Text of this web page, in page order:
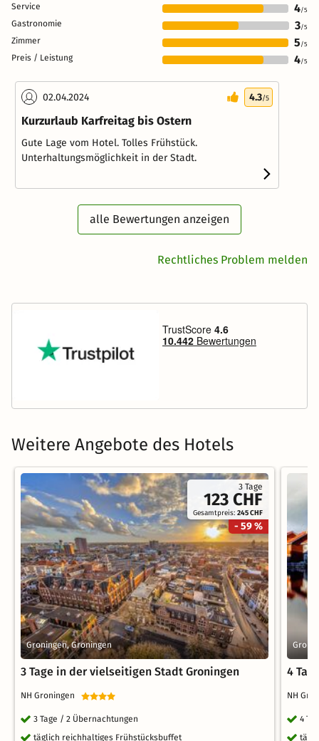
Service 4/5
Gastronomie 3/5
Zimmer 5 /5
Preis / Leistung 4/5
02.04.2024 4.3/5
Kurzurlaub Karfreitag bis Ostern
Gute Lage vom Hotel. Tolles Frühstück.
Unterhaltungsmöglichkeit in der Stadt.
alle Bewertungen anzeigen
Rechtliches Problem melden
Weitere Angebote des Hotels
3 Tage
123 CHF
Gesamtpreis:245 CHF
- 59 %
Groningen, Groningen
3 Tage in der vielseitigen Stadt Groningen
NH Groningen
3 Tage / 2 Übernachtungen
täglich reichhaltiges Frühstücksbuffet
4
NH
4